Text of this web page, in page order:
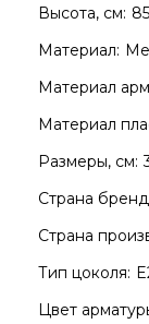
Высота, см: 85
Материал:
Материал
Материал
Размеры, см:
Страна
Страна
Тип цоколя:
Цвет